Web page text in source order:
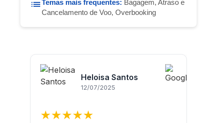
Temas mais frequentes: Bagagem, Atraso e
Cancelamento de Voo, Overbooking
Heloisa Santos
12/07/2025
★★★★★